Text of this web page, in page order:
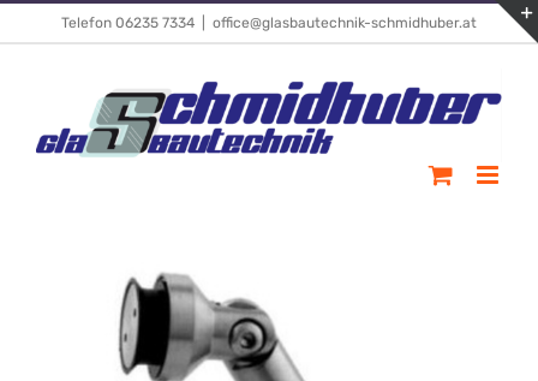
Telefon 06235 7334 office@glasbautechnik-schmidhuber.at